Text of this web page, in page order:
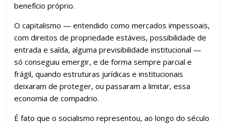
benefício próprio.
O capitalismo — entendido como mercados impessoais,
com direitos de propriedade estáveis, possibilidade de
entrada e saída, alguma previsibilidade institucional —
só conseguiu emergir, e de forma sempre parcial e
frágil, quando estruturas jurídicas e institucionais
deixaram de proteger, ou passaram a limitar, essa
economia de compadrio.
É fato que o socialismo representou, ao longo do século